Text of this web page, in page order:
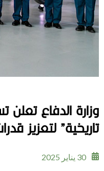
وزارة الدفاع
تاريخية” لتعزيز
30 يناير 2025